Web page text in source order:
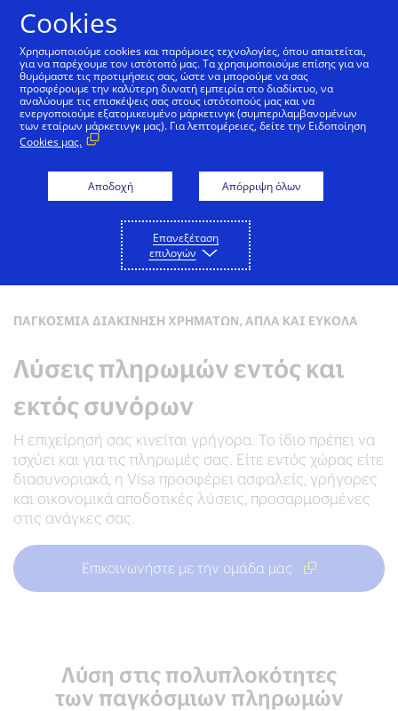
ΠΑΓΚΌΣΜΙΑ ΔΙΑΚΊΝΗΣΗ ΧΡΗΜΆΤΩΝ, ΑΠΛΆ ΚΑΙ ΕΎΚΟΛΑ
Λύσεις πληρωμών εντός και
εκτός συνόρων
Η επιχείρησή σας κινείται γρήγορα. Το ίδιο πρέπει να
ισχύει και για τις πληρωμές σας. Είτε εντός χώρας είτε
διασυνοριακά, η Visa προσφέρει ασφαλείς, γρήγορες
και οικονομικά αποδοτικές λύσεις, προσαρμοσμένες
στις ανάγκες σας.
Επικοινωνήστε με την ομάδα μας
Λύση στις πολυπλοκότητες
των παγκόσμιων πληρωμών
Cookies
Χρησιμοποιούμε cookies και παρόμοιες τεχνολογίες, όπου απαιτείται,
για να παρέχουμε τον ιστότοπό μας. Τα χρησιμοποιούμε επίσης για να
θυμόμαστε τις προτιμήσεις σας, ώστε να μπορούμε να σας
προσφέρουμε την καλύτερη δυνατή εμπειρία στο διαδίκτυο, να
αναλύουμε τις επισκέψεις σας στους ιστότοπούς μας και να
ενεργοποιούμε εξατομικευμένο μάρκετινγκ (συμπεριλαμβανομένων
των εταίρων μάρκετινγκ μας). Για λεπτομέρειες, δείτε την Ειδοποίηση
Cookies μας.
Αποδοχή Απόρριψη όλων
Επανεξέταση
επιλογών